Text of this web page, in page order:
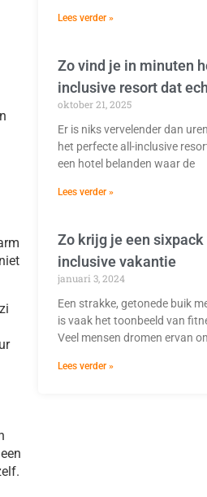
Lees verder »
Zo vind je in minuten
inclusive resort dat
oktober 21, 2025
Er is niks vervelender dan
het perfecte all-inclusive
een hotel belanden waar de
Lees verder »
Zo krijg je een
inclusive vakantie
januari 3, 2024
Een strakke, getonede buik
is vaak het toonbeeld van
Veel mensen dromen ervan
Lees verder »